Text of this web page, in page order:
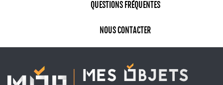
QUESTIONS FRÉQUENTES
NOUS CONTACTER